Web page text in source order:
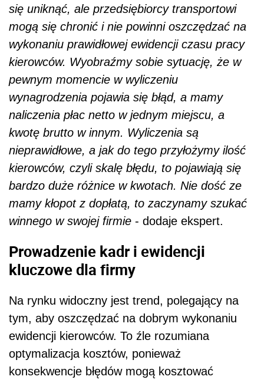
się uniknąć, ale przedsiębiorcy transportowi
mogą się chronić i nie powinni oszczędzać na
wykonaniu prawidłowej ewidencji czasu pracy
kierowców. Wyobraźmy sobie sytuację, że w
pewnym momencie w wyliczeniu
wynagrodzenia pojawia się błąd, a mamy
naliczenia płac netto w jednym miejscu, a
kwotę brutto w innym. Wyliczenia są
nieprawidłowe, a jak do tego przyłożymy ilość
kierowców, czyli skalę błędu, to pojawiają się
bardzo duże różnice w kwotach. Nie dość ze
mamy kłopot z dopłatą, to zaczynamy szukać
winnego w swojej firmie - dodaje ekspert.
Prowadzenie kadr i ewidencji
kluczowe dla firmy
Na rynku widoczny jest trend, polegający na
tym, aby oszczędzać na dobrym wykonaniu
ewidencji kierowców. To źle rozumiana
optymalizacja kosztów, ponieważ
konsekwencje błędów mogą kosztować